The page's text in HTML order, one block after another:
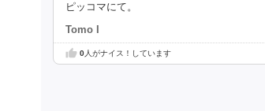
ピッコマにて。
Tomo I
0人がナイス！しています